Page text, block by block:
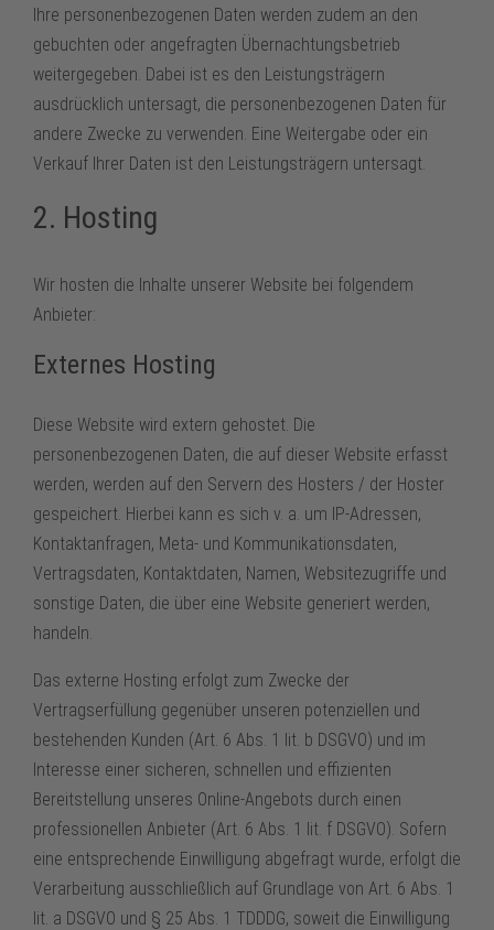
Ihre personenbezogenen Daten werden zudem an den
gebuchten oder angefragten Übernachtungsbetrieb
weitergegeben. Dabei ist es den Leistungsträgern
ausdrücklich untersagt, die personenbezogenen Daten für
andere Zwecke zu verwenden. Eine Weitergabe oder ein
Verkauf Ihrer Daten ist den Leistungsträgern untersagt.
2. Hosting
Wir hosten die Inhalte unserer Website bei folgendem
Anbieter:
Externes Hosting
Diese Website wird extern gehostet. Die
personenbezogenen Daten, die auf dieser Website erfasst
werden, werden auf den Servern des Hosters / der Hoster
gespeichert. Hierbei kann es sich v. a. um IP-Adressen,
Kontaktanfragen, Meta- und Kommunikationsdaten,
Vertragsdaten, Kontaktdaten, Namen, Websitezugriffe und
sonstige Daten, die über eine Website generiert werden,
handeln.
Das externe Hosting erfolgt zum Zwecke der
Vertragserfüllung gegenüber unseren potenziellen und
bestehenden Kunden (Art. 6 Abs. 1 lit. b DSGVO) und im
Interesse einer sicheren, schnellen und effizienten
Bereitstellung unseres Online-Angebots durch einen
professionellen Anbieter (Art. 6 Abs. 1 lit. f DSGVO). Sofern
eine entsprechende Einwilligung abgefragt wurde, erfolgt die
Verarbeitung ausschließlich auf Grundlage von Art. 6 Abs. 1
lit. a DSGVO und § 25 Abs. 1 TDDDG, soweit die Einwilligung